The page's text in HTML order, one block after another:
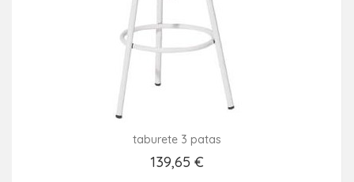
taburete 3 patas
139,65 €